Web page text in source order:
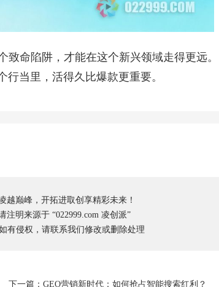
命陷阱，才能在这个新兴领域走得更远。
当里，活得久比爆款更重要。
越巅峰，开拓进取创享精彩未来！
明来源于 “022999.com 凌创派”
有侵权，请联系我们修改或删除处理
下一篇：GEO营销新时代：如何抢占智能搜索红利？